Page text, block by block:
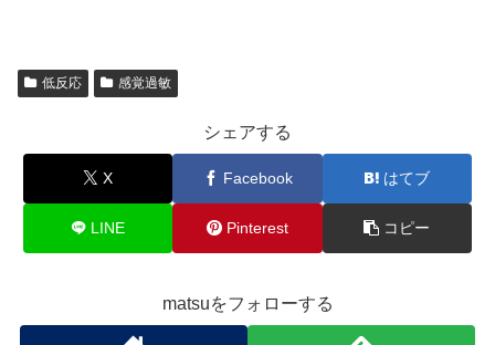
低反応 感覚過敏
シェアする
X Facebook はてブ
LINE Pinterest コピー
matsuをフォローする